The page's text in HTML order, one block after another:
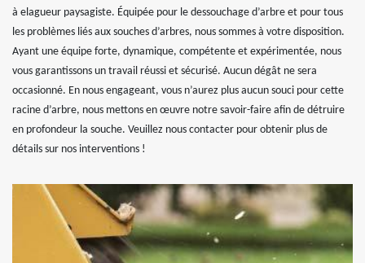
à elagueur paysagiste. Équipée pour le dessouchage d’arbre et pour tous
les problèmes liés aux souches d’arbres, nous sommes à votre disposition.
Ayant une équipe forte, dynamique, compétente et expérimentée, nous
vous garantissons un travail réussi et sécurisé. Aucun dégât ne sera
occasionné. En nous engageant, vous n’aurez plus aucun souci pour cette
racine d’arbre, nous mettons en œuvre notre savoir-faire afin de détruire
en profondeur la souche. Veuillez nous contacter pour obtenir plus de
détails sur nos interventions !